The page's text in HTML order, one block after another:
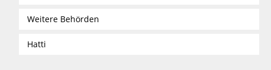
Weitere Behörden
Hatti